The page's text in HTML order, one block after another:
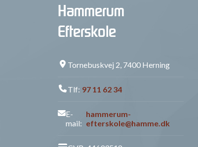
Hammerum
Efterskole
Tornebuskvej 2, 7400 Herning
Tlf: 97 11 62 34
E-
mail:
hammerum-
efterskole@hamme.dk